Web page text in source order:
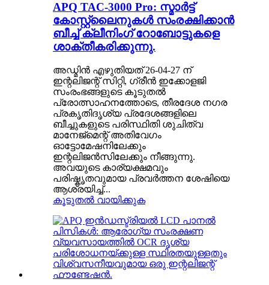
APQ TAC-3000 Pro: സ്മാർട്ട്
കോസ്റ്റ്‌ലൈനുകൾ സംരക്ഷിക്കാൻ
ബീച്ച് ക്ലീനിംഗ് റോബോട്ടുകളെ
ശാക്തീകരിക്കുന്നു.
അഡ്മിൻ എഴുതിയത് 26-04-27 ന്
ഇന്റലിജന്റ് സിറ്റി, ഗ്രീൻ ഇക്കോളജി
സംരംഭങ്ങളുടെ കൂടുതൽ
പ്രോത്സാഹനത്തോടെ, തീരദേശ നഗര
പ്രകൃതിദൃശ്യ പ്രദേശങ്ങളിലെ
ബീച്ചുകളുടെ പരിസ്ഥിതി ശുചിത്വ
മാനേജ്മെന്റ് അതിവേഗം
ഓട്ടോമേഷനിലേക്കും
ഇന്റലിജൻസിലേക്കും നീങ്ങുന്നു.
അവയുടെ കാര്യക്ഷമവും
പരിഷ്കൃതവുമായ പ്രവർത്തന ശേഷിയെ
ആശ്രയിച്ച്...
കൂടുതൽ വായിക്കുക